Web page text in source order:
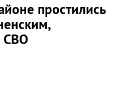
простились
СВО